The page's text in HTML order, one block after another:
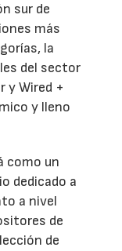
sur de
más
la
del sector
y Wired +
y lleno
como un
dedicado a
a nivel
de
de